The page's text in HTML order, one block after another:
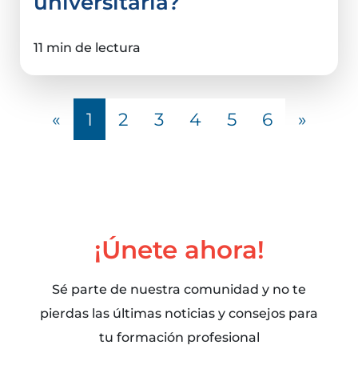
11 min de lectura
« 1 2 3 4 5 6 »
¡Únete ahora!
Sé parte de nuestra comunidad y no te
pierdas las últimas noticias y consejos para
tu formación profesional